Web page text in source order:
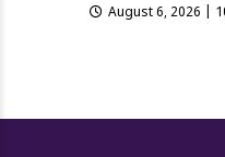
August 6, 2026 |